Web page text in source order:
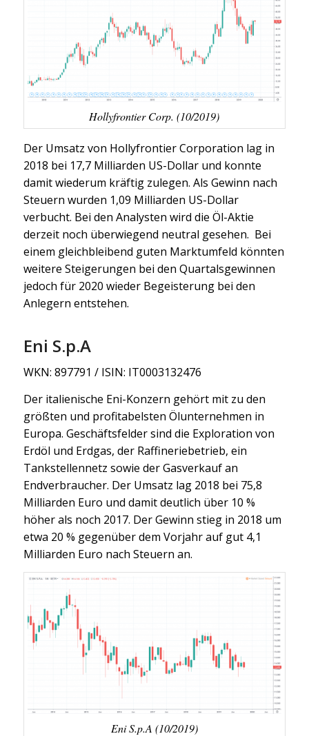
Hollyfrontier Corp. (10/2019)
Der Umsatz von Hollyfrontier Corporation lag in
2018 bei 17,7 Milliarden US-Dollar und konnte
damit wiederum kräftig zulegen. Als Gewinn nach
Steuern wurden 1,09 Milliarden US-Dollar
verbucht. Bei den Analysten wird die Öl-Aktie
derzeit noch überwiegend neutral gesehen. Bei
einem gleichbleibend guten Marktumfeld könnten
weitere Steigerungen bei den Quartalsgewinnen
jedoch für 2020 wieder Begeisterung bei den
Anlegern entstehen.
Eni S.p.A
WKN: 897791 / ISIN: IT0003132476
Der italienische Eni-Konzern gehört mit zu den
größten und profitabelsten Ölunternehmen in
Europa. Geschäftsfelder sind die Exploration von
Erdöl und Erdgas, der Raffineriebetrieb, ein
Tankstellennetz sowie der Gasverkauf an
Endverbraucher. Der Umsatz lag 2018 bei 75,8
Milliarden Euro und damit deutlich über 10 %
höher als noch 2017. Der Gewinn stieg in 2018 um
etwa 20 % gegenüber dem Vorjahr auf gut 4,1
Milliarden Euro nach Steuern an.
Eni S.p.A (10/2019)